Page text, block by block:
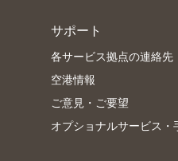
サポート
各サービス拠点の連絡先
空港情報
ご意見・ご要望
オプショナルサービス・